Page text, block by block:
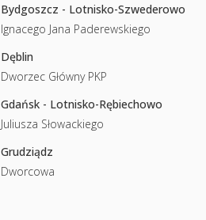
Bydgoszcz - Lotnisko-Szwederowo
Ignacego Jana Paderewskiego
Dęblin
Dworzec Główny PKP
Gdańsk - Lotnisko-Rębiechowo
Juliusza Słowackiego
Grudziądz
Dworcowa